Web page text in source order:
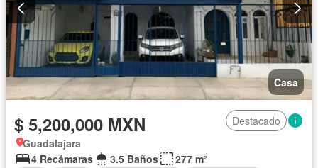
Casa
$ 5,200,000 MXN
Destacado
Guadalajara
4 Recámaras
3.5 Baños
277 m²